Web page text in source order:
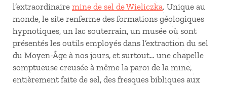
l’extraordinaire mine de sel de Wieliczka. Unique au
monde, le site renferme des formations géologiques
hypnotiques, un lac souterrain, un musée où sont
présentés les outils employés dans l’extraction du sel
du Moyen-Âge à nos jours, et surtout… une chapelle
somptueuse creusée à même la paroi de la mine,
entièrement faite de sel, des fresques bibliques aux